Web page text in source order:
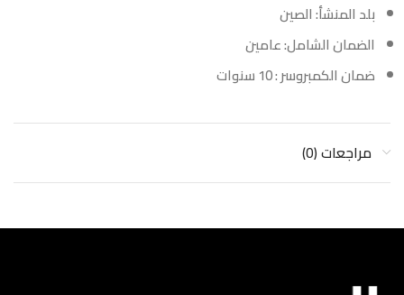
بلد المنشأ: الصين
الضمان الشامل: عامين
ضمان الكمبروسر : 10 سنوات
مراجعات (0)